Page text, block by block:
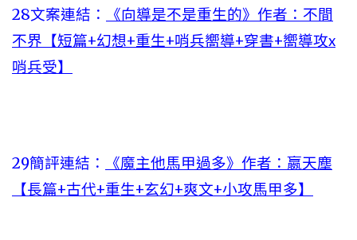
28文案連結：
《向導是不是重生的》作者：不間
不界【短篇+幻想+重生+哨兵嚮導+穿書+嚮導攻x
哨兵受】
29簡評連結：
《魔主他馬甲過多》作者：嬴天塵
【長篇+古代+重生+玄幻+爽文+小攻馬甲多】